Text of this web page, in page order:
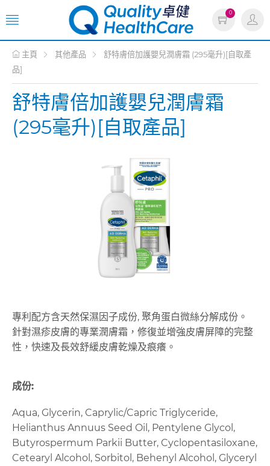
0
主頁 其他產品
舒特膚倍加護嬰兒潤膚霜 (295毫升)[自取產
品]
舒特膚倍加護嬰兒潤膚霜
(295毫升)[自取產品]
專利配方含天然保濕因子成份, 聚角蛋白微絲分解成份。
針對濕疹皮膚的專業潤膚霜，修復並增強皮膚屏障的完整
性，快速及長效舒緩皮膚乾燥及痕癢。
成份:
Aqua, Glycerin, Caprylic/Capric Triglyceride,
Helianthus Annuus Seed Oil, Pentylene Glycol,
Butyrospermum Parkii Butter, Cyclopentasiloxane,
Cetearyl Alcohol, Sorbitol, Behenyl Alcohol, Glyceryl